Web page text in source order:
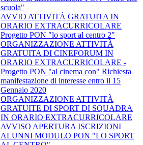
scuola"
AVVIO ATTIVITÀ GRATUITA IN
ORARIO EXTRACURRICOLARE
Progetto PON "lo sport al centro 2"
ORGANIZZAZIONE ATTIVITÀ
GRATUITA DI CINEFORUM IN
ORARIO EXTRACURRICOLARE -
Progetto PON "al cinema con" Richiesta
manifestazione di interesse entro il 15
Gennaio 2020
ORGANIZZAZIONE ATTIVITÀ
GRATUITE DI SPORT DI SQUADRA
IN ORARIO EXTRACURRICOLARE
AVVISO APERTURA ISCRIZIONI
ALUNNI MODULO PON "LO SPORT